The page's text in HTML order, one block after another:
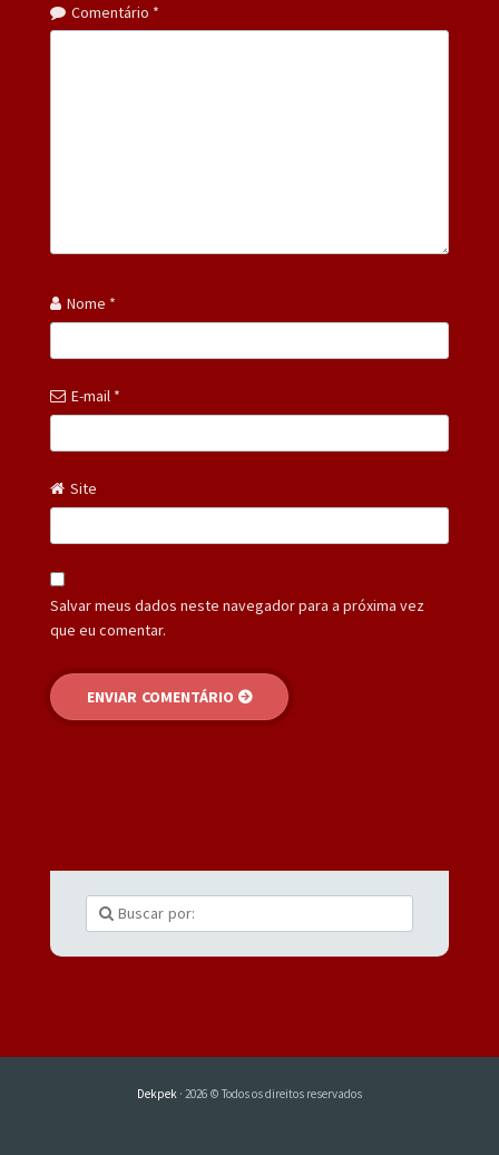
Comentário *
Nome *
E-mail *
Site
Salvar meus dados neste navegador para a próxima vez
que eu comentar.
Dekpek · 2026 © Todos os direitos reservados